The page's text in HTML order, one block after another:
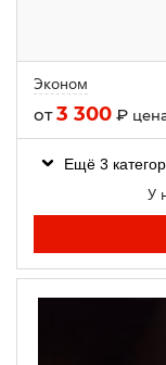
Эконом
от3 300 ₽
Ещё 3
У